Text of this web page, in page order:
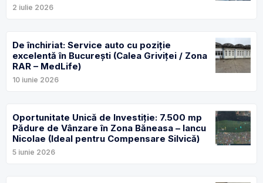
2 iulie 2026
De închiriat: Service auto cu poziție
excelentă în București (Calea Griviței / Zona
RAR – MedLife)
10 iunie 2026
Oportunitate Unică de Investiție: 7.500 mp
Pădure de Vânzare în Zona Băneasa – Iancu
Nicolae (Ideal pentru Compensare Silvică)
5 iunie 2026